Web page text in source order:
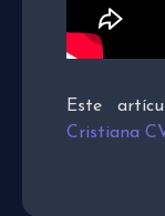
Este
Cristiana